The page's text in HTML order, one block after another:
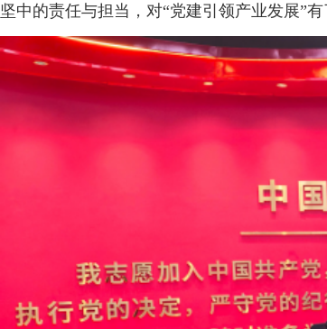
坚中的责任与担当，对“党建引领产业发展”有